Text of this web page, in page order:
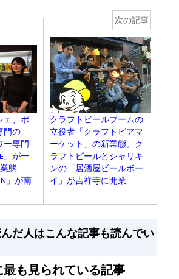
ェ、ポ
門の
ー専門
」が一
態
」が南
次の記事
クラフトビールブームの
立役者「クラフトビアマ
ーケット」の新業態。ク
ラフトビールとシャリキ
ンの「居酒屋ビールボー
イ」が吉祥寺に開業
だ人はこんな記事も読んでい
も見られている記事